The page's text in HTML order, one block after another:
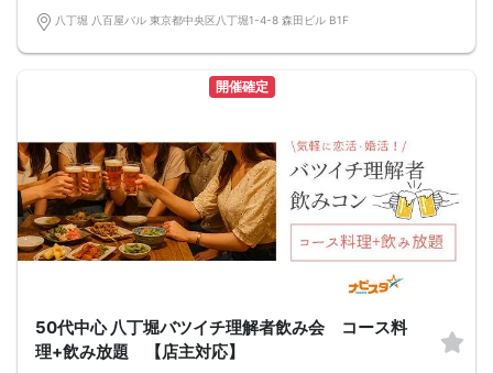
八丁堀 八百屋バル 東京都中央区八丁堀1-4-8 森田ビル B1F
開催確定
50代中心 八丁堀バツイチ理解者飲み会 コース料
理+飲み放題 【店主対応】